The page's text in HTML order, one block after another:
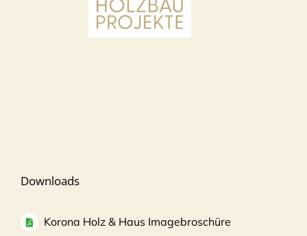
Downloads
Korona Holz & Haus Imagebroschüre